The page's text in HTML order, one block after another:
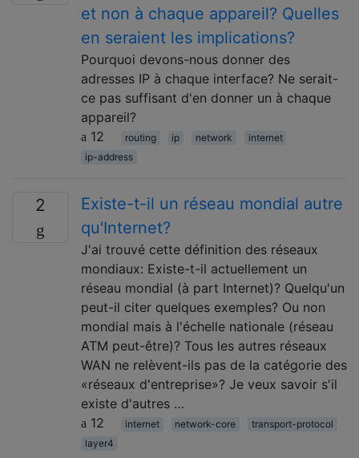
et non à chaque appareil? Quelles
en seraient les implications?
Pourquoi devons-nous donner des
adresses IP à chaque interface? Ne serait-
ce pas suffisant d'en donner un à chaque
appareil?
12
routing ip network
internet
ip-address
2
Existe-t-il un réseau mondial autre
qu'Internet?
J'ai trouvé cette définition des réseaux
mondiaux: Existe-t-il actuellement un
réseau mondial (à part Internet)? Quelqu'un
peut-il citer quelques exemples? Ou non
mondial mais à l'échelle nationale (réseau
ATM peut-être)? Tous les autres réseaux
WAN ne relèvent-ils pas de la catégorie des
«réseaux d'entreprise»? Je veux savoir s'il
existe d'autres …
12
internet network-core
transport-protocol
layer4